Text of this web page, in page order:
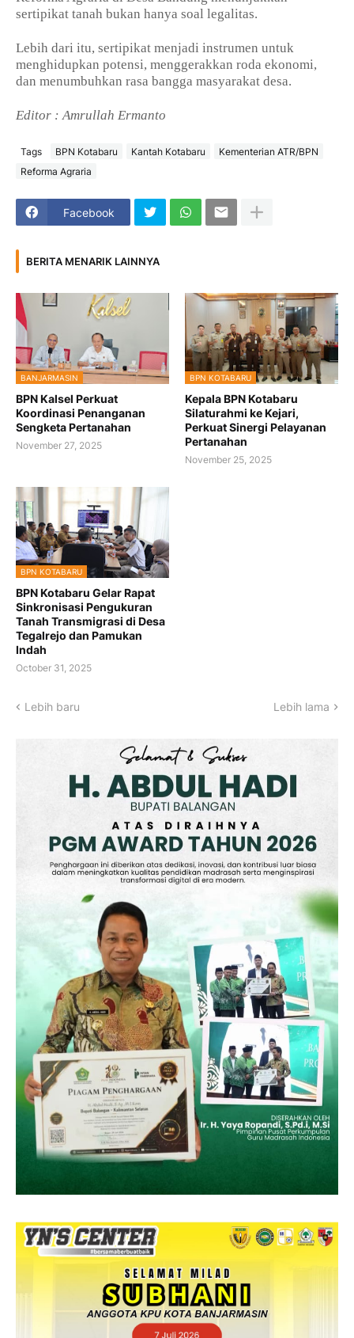
sertipikat tanah bukan hanya soal legalitas.
Lebih dari itu, sertipikat menjadi instrumen untuk
menghidupkan potensi, menggerakkan roda ekonomi,
dan menumbuhkan rasa bangga masyarakat desa.
Editor : Amrullah Ermanto
Tags BPN Kotabaru Kantah Kotabaru
Kementerian ATR/BPN
Reforma Agraria
Facebook
BERITA MENARIK LAINNYA
BANJARMASIN
BPN Kalsel Perkuat
Koordinasi Penanganan
Sengketa Pertanahan
November 27, 2025
BPN KOTABARU
Kepala BPN Kotabaru
Silaturahmi ke Kejari,
Perkuat Sinergi Pelayanan
Pertanahan
November 25, 2025
BPN KOTABARU
BPN Kotabaru Gelar Rapat
Sinkronisasi Pengukuran
Tanah Transmigrasi di Desa
Tegalrejo dan Pamukan
Indah
October 31, 2025
Lebih baru Lebih lama